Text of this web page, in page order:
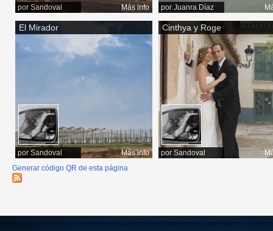
por Sandoval Más info por Juanra Díaz
El Mirador
por Sandoval Más info
Cinthya y Roge
por Sandoval
Generar código QR de esta página